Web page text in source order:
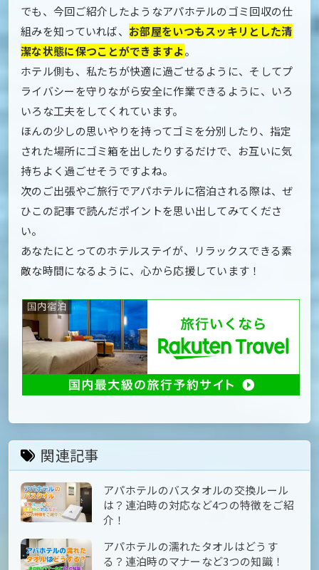
でも、今回ご紹介したようなアパホテルのゴミ回収の仕
組みを知っていれば、 お部屋をいつもスッキリとした清
潔な状態に保つことができますよ。
ホテル側も、私たちが快適に過ごせるように、そしてプ
ライバシーを守りながら安全に作業できるように、いろ
いろな工夫をしてくれています。
ほんの少しの思いやりを持ってゴミを分別したり、指定
された場所にゴミ箱を出したりするだけで、お互いに気
持ちよく過ごせそうですよね。
次のご出張やご旅行でアパホテルに宿泊される際は、ぜ
ひこの記事で読んだポイントを思い出してみてくださ
い。
あなたにとってのホテルステイが、リラックスできる素
敵な時間になるように、心から応援しています！
関連記事
アパホテルのバスタオルの交換ルール
は？連泊時の対応など4つの特徴をご紹
介！
アパホテルの濡れたタオルはどうす
る？連泊時のマナーなど3つの知識！